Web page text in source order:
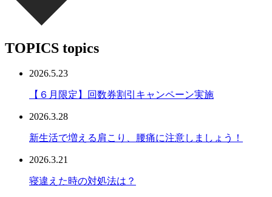
TOPICS topics
2026.5.23
【６月限定】回数券割引キャンペーン実施
2026.3.28
新生活で増える肩こり、腰痛に注意しましょう！
2026.3.21
寝違えた時の対処法は？